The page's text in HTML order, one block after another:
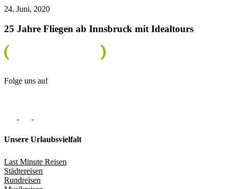
24. Juni, 2020
25 Jahre Fliegen ab Innsbruck mit Idealtours
Folge uns auf
Unsere Urlaubsvielfalt
Last Minute Reisen
Städtereisen
Rundreisen